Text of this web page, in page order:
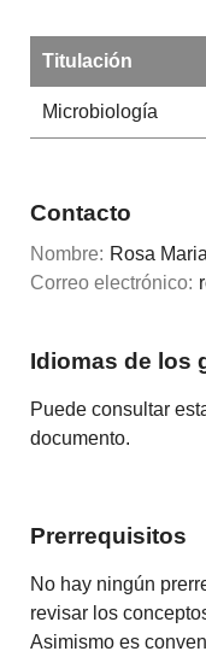
Titulación
Microbiología
Contacto
Nombre: Rosa
Correo electrónico:
Idiomas de los
Puede consultar
documento.
Prerrequisitos
No hay ningún
revisar los
Asimismo es